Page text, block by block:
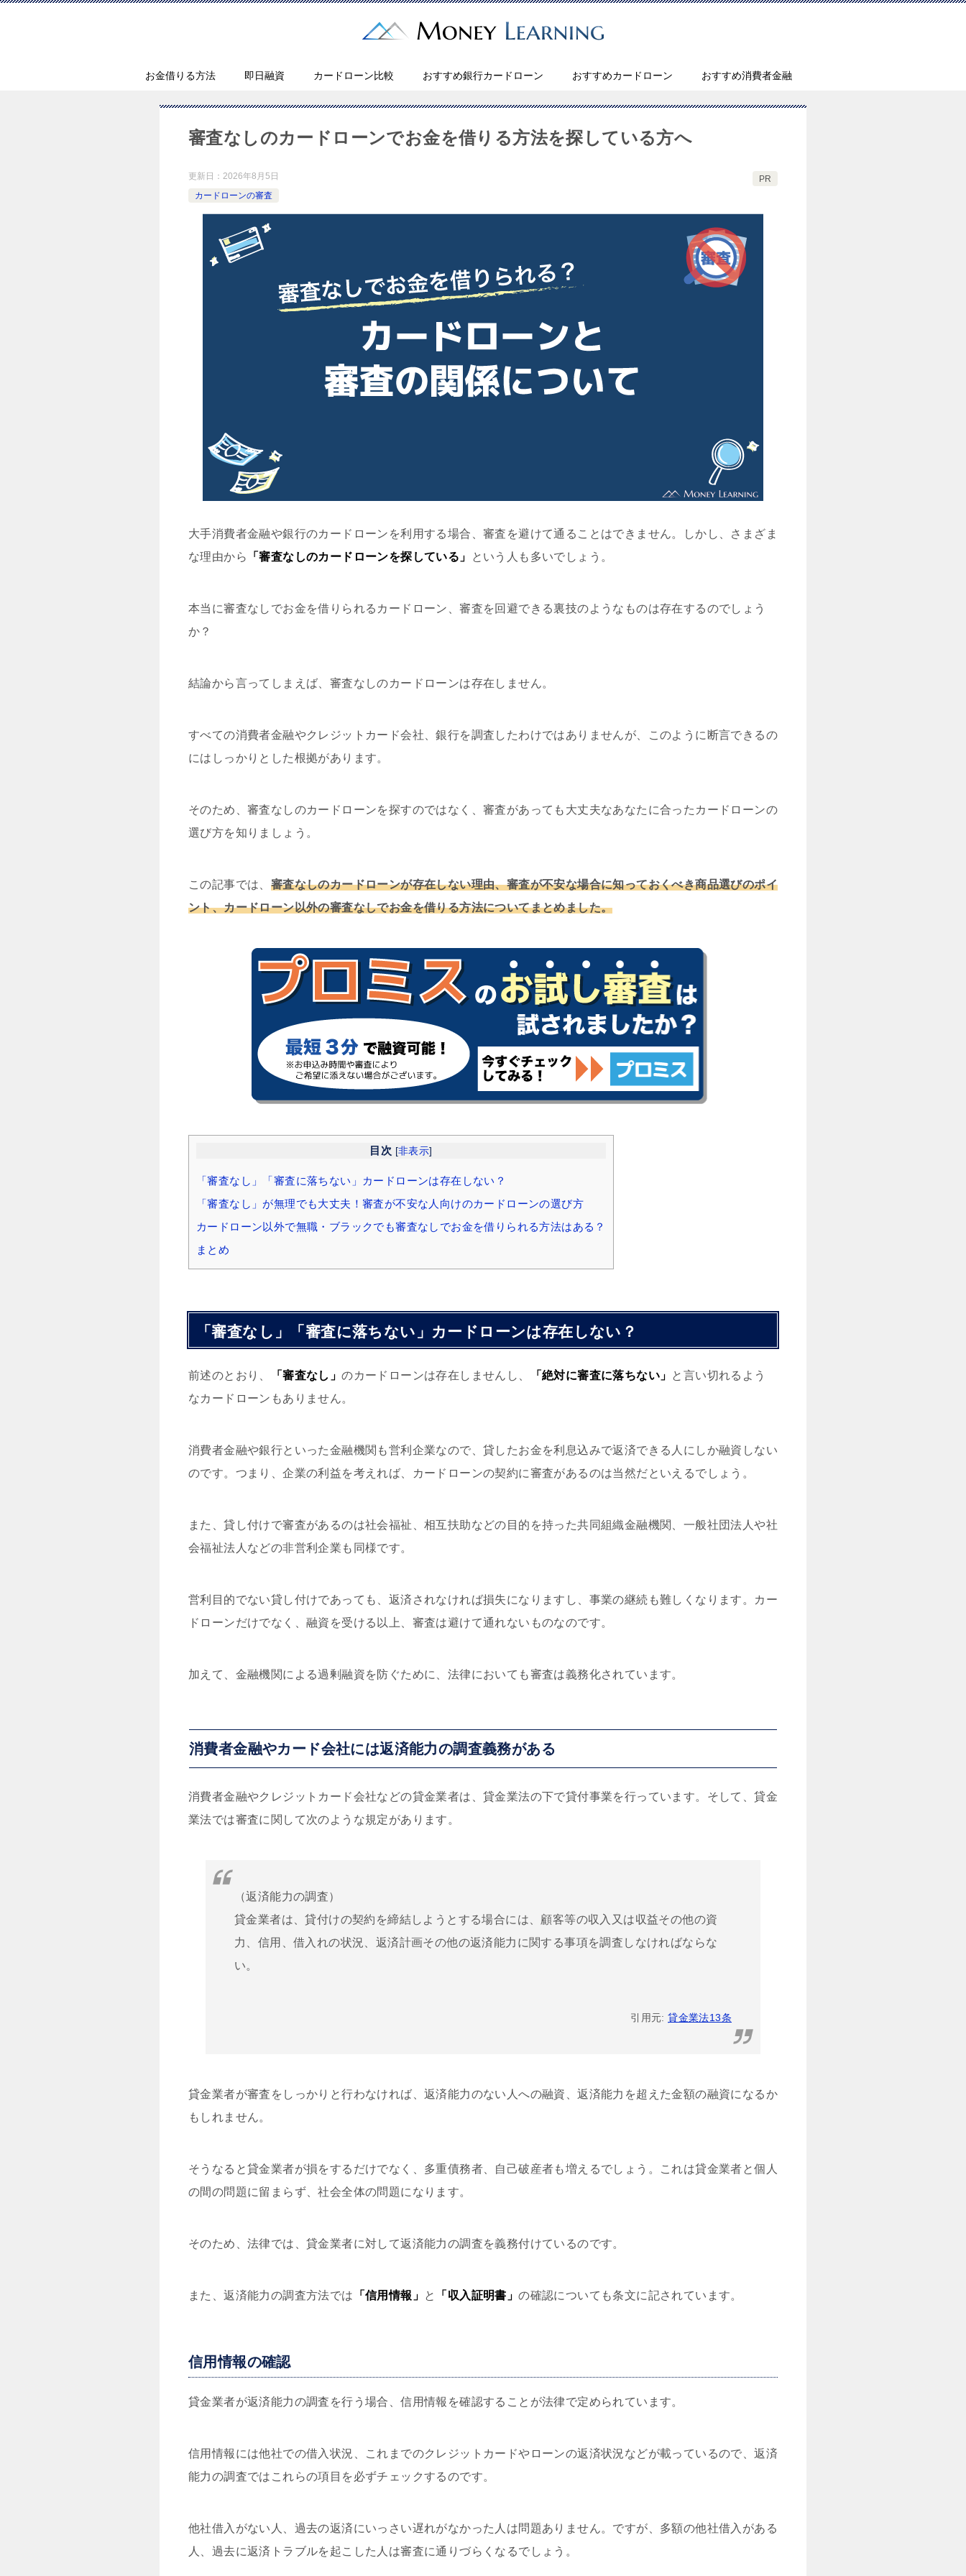
お金借りる方法 即日融資 カードローン比較 おすすめ銀行カードローン おすすめカードローン おすすめ消費者金融
審査なしのカードローンでお金を借りる方法を探している方へ
更新日： 2026年8月5日
カードローンの審査
PR
大手消費者金融や銀行のカードローンを利用する場合、審査を避けて通ることはできません。しかし、さまざま
な理由から
「審査なしのカードローンを探している」 という人も多いでしょう。
本当に審査なしでお金を借りられるカードローン、審査を回避できる裏技のようなものは存在するのでしょう
か？
結論から言ってしまえば、審査なしのカードローンは存在しません。
すべての消費者金融やクレジットカード会社、銀行を調査したわけではありませんが、このように断言できるの
にはしっかりとした根拠があります。
そのため、審査なしのカードローンを探すのではなく、審査があっても大丈夫なあなたに合ったカードローンの
選び方を知りましょう。
この記事では、 審査なしのカードローンが存在しない理由、審査が不安な場合に知っておくべき商品選びのポイ
ント、カードローン以外の審査なしでお金を借りる方法についてまとめました。
目次 [非表示]
「審査なし」「審査に落ちない」カードローンは存在しない？
「審査なし」が無理でも大丈夫！審査が不安な人向けのカードローンの選び方
カードローン以外で無職・ブラックでも審査なしでお金を借りられる方法はある？
まとめ
「審査なし」「審査に落ちない」カードローンは存在しない？
前述のとおり、 「審査なし」のカードローンは存在しませんし、 「絶対に審査に落ちない」 と言い切れるよう
なカードローンもありません。
消費者金融や銀行といった金融機関も営利企業なので、貸したお金を利息込みで返済できる人にしか融資しない
のです。つまり、企業の利益を考えれば、カードローンの契約に審査があるのは当然だといえるでしょう。
また、貸し付けで審査があるのは社会福祉、相互扶助などの目的を持った共同組織金融機関、一般社団法人や社
会福祉法人などの非営利企業も同様です。
営利目的でない貸し付けであっても、返済されなければ損失になりますし、事業の継続も難しくなります。カー
ドローンだけでなく、融資を受ける以上、審査は避けて通れないものなのです。
加えて、金融機関による過剰融資を防ぐために、法律においても審査は義務化されています。
消費者金融やカード会社には返済能力の調査義務がある
消費者金融やクレジットカード会社などの貸金業者は、貸金業法の下で貸付事業を行っています。そして、貸金
業法では審査に関して次のような規定があります。
（返済能力の調査）
貸金業者は、貸付けの契約を締結しようとする場合には、顧客等の収入又は収益その他の資
力、信用、借入れの状況、返済計画その他の返済能力に関する事項を調査しなければならな
い。
引用元:貸金業法13条
貸金業者が審査をしっかりと行わなければ、返済能力のない人への融資、返済能力を超えた金額の融資になるか
もしれません。
そうなると貸金業者が損をするだけでなく、多重債務者、自己破産者も増えるでしょう。これは貸金業者と個人
の間の問題に留まらず、社会全体の問題になります。
そのため、法律では、貸金業者に対して返済能力の調査を義務付けているのです。
また、返済能力の調査方法では 「信用情報」 と 「収入証明書」の確認についても条文に記されています。
信用情報の確認
貸金業者が返済能力の調査を行う場合、信用情報を確認することが法律で定められています。
信用情報には他社での借入状況、これまでのクレジットカードやローンの返済状況などが載っているので、返済
能力の調査ではこれらの項目を必ずチェックするのです。
他社借入がない人、過去の返済にいっさい遅れがなかった人は問題ありません。ですが、多額の他社借入がある
人、過去に返済トラブルを起こした人は審査に通りづらくなるでしょう。